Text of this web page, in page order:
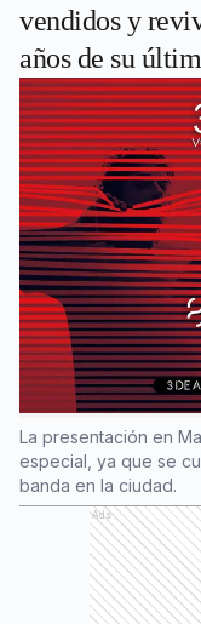
vendidos y
años de su
La presentación en
especial, ya que se
banda en la ciudad.
Ads